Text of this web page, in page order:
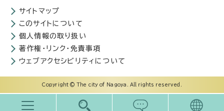
サイトマップ
このサイトについて
個人情報の取り扱い
著作権・リンク・免責事項
ウェブアクセシビリティについて
Copyright © The city of Nagoya. All rights reserved.